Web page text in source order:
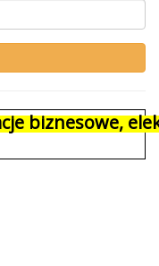
biznesowe,